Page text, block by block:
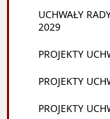
UCHWAŁY
2029
PROJEKTY
PROJEKTY
PROJEKTY